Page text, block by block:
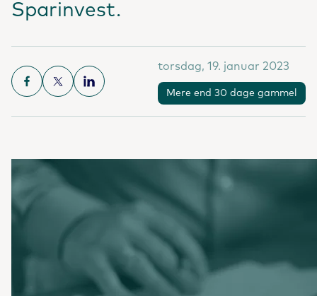
Sparinvest.
torsdag, 19. januar 2023
Mere end 30 dage gammel